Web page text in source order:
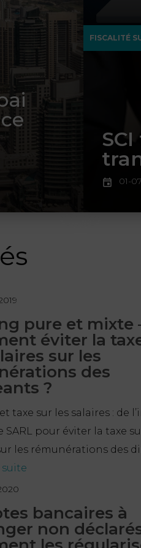
FISCALITÉ
01-
pure et mixte
éviter la
sur les
des
?
taxe sur les salaires : de
SARL pour éviter la taxe
les rémunérations des
suite
bancaires à
non